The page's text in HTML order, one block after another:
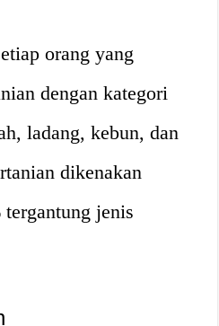
orang yang
dengan kategori
ladang, kebun, dan
dikenakan
jenis